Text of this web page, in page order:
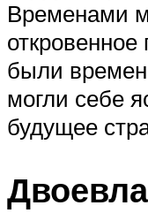
Временами
откровенное
были
могли себе
будущее